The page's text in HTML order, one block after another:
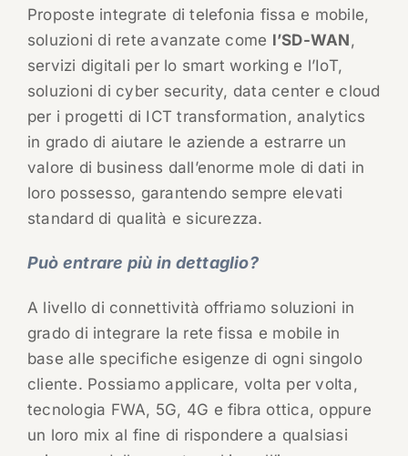
Proposte integrate di telefonia fissa e mobile,
soluzioni di rete avanzate come l’SD-WAN,
servizi digitali per lo smart working e l’IoT,
soluzioni di cyber security, data center e cloud
per i progetti di ICT transformation, analytics
in grado di aiutare le aziende a estrarre un
valore di business dall’enorme mole di dati in
loro possesso, garantendo sempre elevati
standard di qualità e sicurezza.
Può entrare più in dettaglio?
A livello di connettività offriamo soluzioni in
grado di integrare la rete fissa e mobile in
base alle specifiche esigenze di ogni singolo
cliente. Possiamo applicare, volta per volta,
tecnologia FWA, 5G, 4G e fibra ottica, oppure
un loro mix al fine di rispondere a qualsiasi